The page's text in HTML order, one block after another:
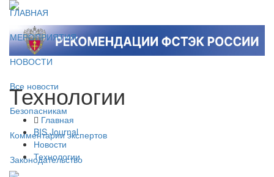
ГЛАВНАЯ
МЕРОПРИЯТИЯ
НОВОСТИ
Все новости
Безопасникам
Комментарии экспертов
Законодательство
Технологии
Главная
BIS Journal
Новости
Технологии